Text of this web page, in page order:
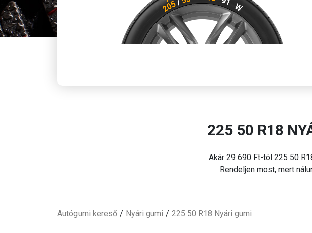
225 50 R18
Akár 29 690 Ft-tól 225 50
Rendeljen most, mert
Autógumi kereső Nyári gumi 225 50 R18 Nyári gumi